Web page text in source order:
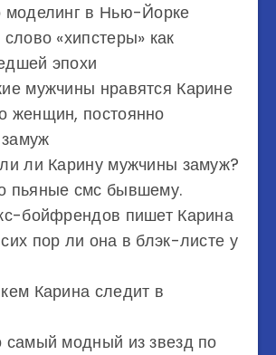
моделинг в Нью-Йорке
«хипстеры» как
эпохи
мужчины нравятся Карине
женщин, постоянно
ли Карину мужчины замуж?
пьяные смс бывшему.
бойфрендов пишет Карина
пор ли она в блэк-листе у
Карина следит в
модный из звезд по